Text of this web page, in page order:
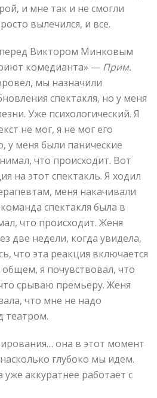
и мне так и не смогли
вылечился, и все.
Виктором Минковым
комедианта» — Прим.
мы назначили
спектакля, но у меня
Уже психологический. Я
не мог, я не мог его
у меня были панические
что происходит. Вот
на этот спектакль. Я ходил
меня накачивали
спектакля была в
что происходит. Женя
две недели, когда увидела,
что эта реакция включается
я почувствовал, что
срываю премьеру. Женя
что мне не надо
театром.
она в этот момент
глубоко мы идем.
аккуратнее работает с